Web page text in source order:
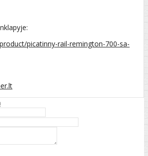
picatinny-rail-remington-700-sa-